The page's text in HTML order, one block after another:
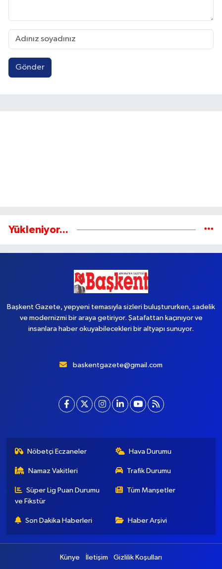
ve modernizmi bir araya getiriyor. Şatafattan kaçınıyor ve
baskentgazete@gmail.com
Nöbetçi Eczaneler
Namaz Vakitleri Trafik Durumu